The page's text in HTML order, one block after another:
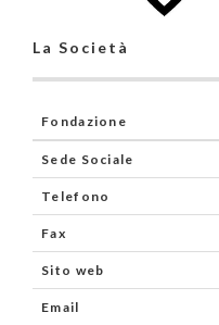
La Società
Fondazione
Sede Sociale
Telefono
Fax
Sito web
Email